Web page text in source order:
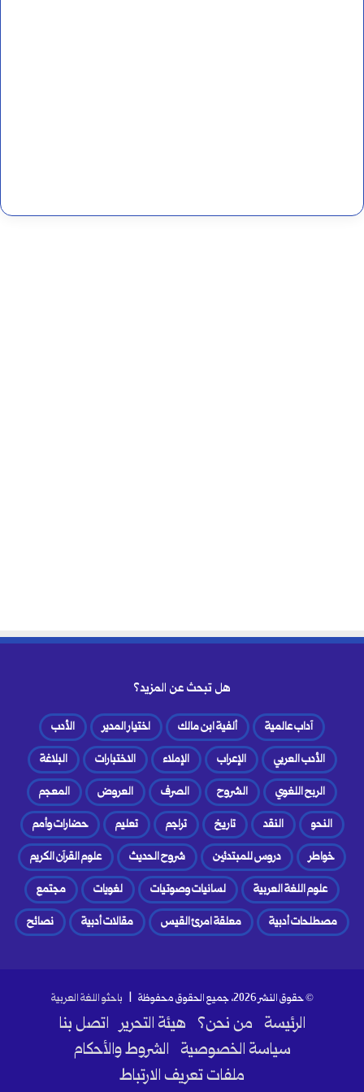
هل تبحث عن المزيد؟
آداب عالمية ألفية ابن مالك اختيار المدير
الأدب
الأدب العربي
الإعراب الإملاء الاختبارات
البلاغة
الربح اللغوي
الشروح الصرف العروض
المعجم
النحو
النقد تاريخ تراجم تعليم
حضارات وأمم
خواطر
دروس للمبتدئين شروح الحديث
علوم القرآن الكريم
علوم اللغة العربية
لسانيات وصوتيات لغويات
مجتمع
مصطلحات أدبية
معلقة امرئ القيس مقالات أدبية نصائح
© حقوق النشر 2026، جميع الحقوق محفوظة | باحثو اللغة العربية
الرئيسة من نحن؟ هيئة التحرير اتصل بنا
سياسة الخصوصية الشروط والأحكام
ملفات تعريف الارتباط